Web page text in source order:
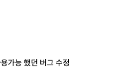
가능 했던 버그 수정